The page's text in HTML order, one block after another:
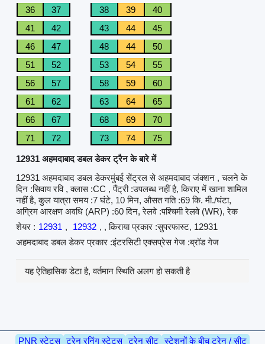
36
37 38 39
40
41
42 43 44
45
46
47 48 44
50
51
52 53 54
55
56
57 58 59
60
61
62 63 64
65
66
67 68 69
70
71
72 73 74 75
12931 अहमदाबाद डबल डेकर ट्रैन के बारे में
12931 अहमदाबाद डबल डेकरमुंबई सेंट्रल से अहमदाबाद जंक्शन , चलने के
दिन :सिवाय रवि , क्लास :CC , पैंट्री :उपलब्ध नहीं है, किराए में खाना शामिल
नहीं है, कुल यात्रा समय :7 घंटे, 10 मिन, औसत गति :69 कि. मी./घंटा,
अग्रिम आरक्षण अवधि (ARP) :60 दिन, रेलवे :पश्चिमी रेलवे (WR), रेक
शेयर : 12931 , 12932 , , किराया प्रकार :सुपरफास्ट, 12931
अहमदाबाद डबल डेकर प्रकार :इंटरसिटी एक्सप्रेस गेज :ब्रॉड गेज
यह ऐतिहासिक डेटा है, वर्तमान स्थिति अलग हो सकती है
PNR स्टेटस ट्रेन रनिंग स्टेटस ट्रेन सीट स्टेशनों के बीच ट्रेन / सीट